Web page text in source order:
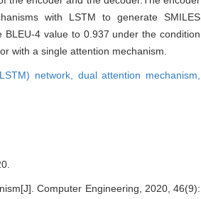
with LSTM to generate SMILES
4 value to 0.937 under the condition
with a single attention mechanism.
network, dual attention mechanism,
Computer Engineering, 2020, 46(9):